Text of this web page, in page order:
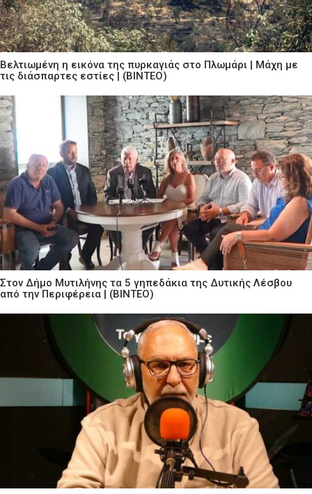
Βελτιωμένη η εικόνα της πυρκαγιάς στο Πλωμάρι | Μάχη με
τις διάσπαρτες εστίες | (ΒΙΝΤΕΟ)
Στον Δήμο Μυτιλήνης τα 5 γηπεδάκια της Δυτικής Λέσβου
από την Περιφέρεια | (ΒΙΝΤΕΟ)